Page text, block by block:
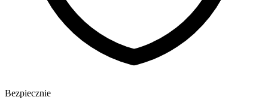
Bezpiecznie